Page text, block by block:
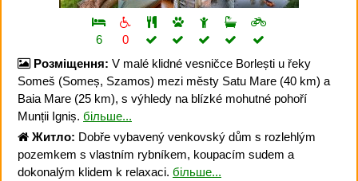
6
0
Розміщення: V malé klidné vesničce Borlești u řeky
Someš (Someș, Szamos) mezi městy Satu Mare (40 km) a
Baia Mare (25 km), s výhledy na blízké mohutné pohoří
Munții Igniș. більше...
Житло: Dobře vybavený venkovský dům s rozlehlým
pozemkem s vlastním rybníkem, koupacím sudem a
dokonalým klidem k relaxaci. більше...